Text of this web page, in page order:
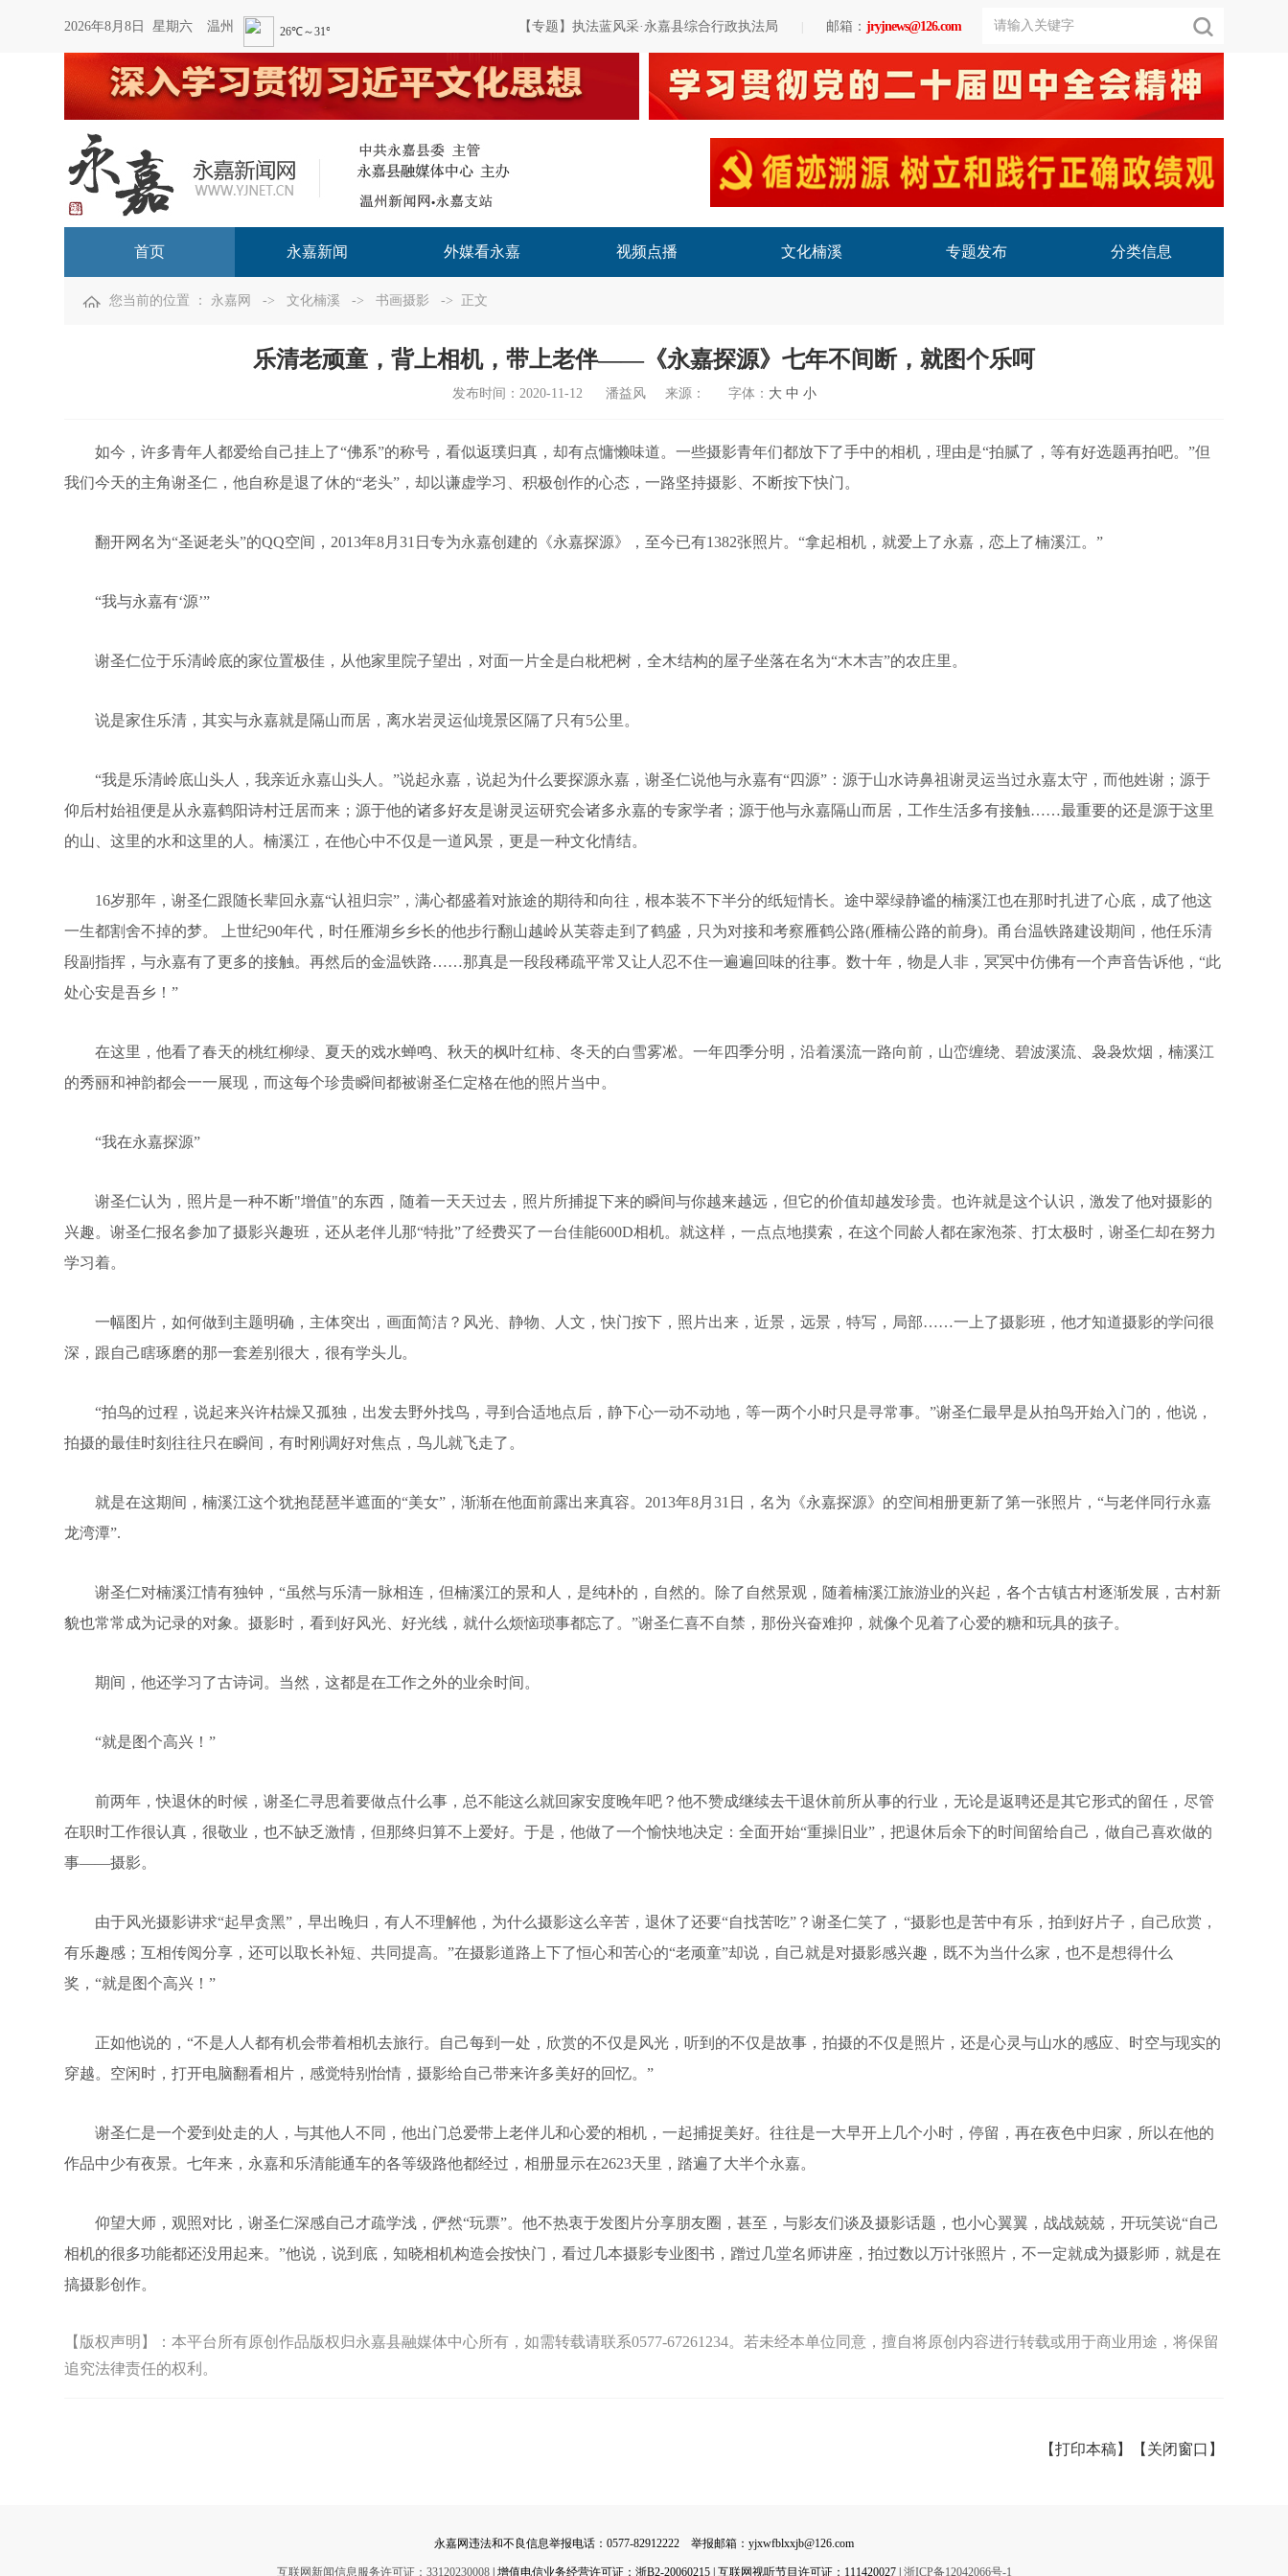
2026年8月8日 星期六 温州 【专题】执法蓝风采·永嘉县综合行政执法局 邮箱： jryjnews@126.com
首页 永嘉新闻 外媒看永嘉 视频点播 文化楠溪 专题发布 分类信息
您当前的位置 ： 永嘉网 -> 文化楠溪 -> 书画摄影 -> 正文
乐清老顽童，背上相机，带上老伴——《永嘉探源》七年不间断，就图个乐呵
发布时间： 2020-11-12 潘益风 来源： 字体： 大 中 小
如今，许多青年人都爱给自己挂上了“佛系”的称号，看似返璞归真，却有点慵懒味道。一些摄影青年们都放下了手中的相机，理由是“拍腻了，等有好选题再拍吧。”但
我们今天的主角谢圣仁，他自称是退了休的“老头”，却以谦虚学习、积极创作的心态，一路坚持摄影、不断按下快门。
翻开网名为“圣诞老头”的QQ空间，2013年8月31日专为永嘉创建的《永嘉探源》，至今已有1382张照片。“拿起相机，就爱上了永嘉，恋上了楠溪江。”
“我与永嘉有‘源’”
谢圣仁位于乐清岭底的家位置极佳，从他家里院子望出，对面一片全是白枇杷树，全木结构的屋子坐落在名为“木木吉”的农庄里。
说是家住乐清，其实与永嘉就是隔山而居，离水岩灵运仙境景区隔了只有5公里。
“我是乐清岭底山头人，我亲近永嘉山头人。”说起永嘉，说起为什么要探源永嘉，谢圣仁说他与永嘉有“四源”：源于山水诗鼻祖谢灵运当过永嘉太守，而他姓谢；源于
仰后村始祖便是从永嘉鹤阳诗村迁居而来；源于他的诸多好友是谢灵运研究会诸多永嘉的专家学者；源于他与永嘉隔山而居，工作生活多有接触……最重要的还是源于这里
的山、这里的水和这里的人。楠溪江，在他心中不仅是一道风景，更是一种文化情结。
16岁那年，谢圣仁跟随长辈回永嘉“认祖归宗”，满心都盛着对旅途的期待和向往，根本装不下半分的纸短情长。途中翠绿静谧的楠溪江也在那时扎进了心底，成了他这
一生都割舍不掉的梦。 上世纪90年代，时任雁湖乡乡长的他步行翻山越岭从芙蓉走到了鹤盛，只为对接和考察雁鹤公路(雁楠公路的前身)。甬台温铁路建设期间，他任乐清
段副指挥，与永嘉有了更多的接触。再然后的金温铁路……那真是一段段稀疏平常又让人忍不住一遍遍回味的往事。数十年，物是人非，冥冥中仿佛有一个声音告诉他，“此
处心安是吾乡！”
在这里，他看了春天的桃红柳绿、夏天的戏水蝉鸣、秋天的枫叶红柿、冬天的白雪雾凇。一年四季分明，沿着溪流一路向前，山峦缠绕、碧波溪流、袅袅炊烟，楠溪江
的秀丽和神韵都会一一展现，而这每个珍贵瞬间都被谢圣仁定格在他的照片当中。
“我在永嘉探源”
谢圣仁认为，照片是一种不断"增值"的东西，随着一天天过去，照片所捕捉下来的瞬间与你越来越远，但它的价值却越发珍贵。也许就是这个认识，激发了他对摄影的
兴趣。谢圣仁报名参加了摄影兴趣班，还从老伴儿那“特批”了经费买了一台佳能600D相机。就这样，一点点地摸索，在这个同龄人都在家泡茶、打太极时，谢圣仁却在努力
学习着。
一幅图片，如何做到主题明确，主体突出，画面简洁？风光、静物、人文，快门按下，照片出来，近景，远景，特写，局部……一上了摄影班，他才知道摄影的学问很
深，跟自己瞎琢磨的那一套差别很大，很有学头儿。
“拍鸟的过程，说起来兴许枯燥又孤独，出发去野外找鸟，寻到合适地点后，静下心一动不动地，等一两个小时只是寻常事。”谢圣仁最早是从拍鸟开始入门的，他说，
拍摄的最佳时刻往往只在瞬间，有时刚调好对焦点，鸟儿就飞走了。
就是在这期间，楠溪江这个犹抱琵琶半遮面的“美女”，渐渐在他面前露出来真容。2013年8月31日，名为《永嘉探源》的空间相册更新了第一张照片，“与老伴同行永嘉
龙湾潭”.
谢圣仁对楠溪江情有独钟，“虽然与乐清一脉相连，但楠溪江的景和人，是纯朴的，自然的。除了自然景观，随着楠溪江旅游业的兴起，各个古镇古村逐渐发展，古村新
貌也常常成为记录的对象。摄影时，看到好风光、好光线，就什么烦恼琐事都忘了。”谢圣仁喜不自禁，那份兴奋难抑，就像个见着了心爱的糖和玩具的孩子。
期间，他还学习了古诗词。当然，这都是在工作之外的业余时间。
“就是图个高兴！”
前两年，快退休的时候，谢圣仁寻思着要做点什么事，总不能这么就回家安度晚年吧？他不赞成继续去干退休前所从事的行业，无论是返聘还是其它形式的留任，尽管
在职时工作很认真，很敬业，也不缺乏激情，但那终归算不上爱好。于是，他做了一个愉快地决定：全面开始“重操旧业”，把退休后余下的时间留给自己，做自己喜欢做的
事——摄影。
由于风光摄影讲求“起早贪黑”，早出晚归，有人不理解他，为什么摄影这么辛苦，退休了还要“自找苦吃”？谢圣仁笑了，“摄影也是苦中有乐，拍到好片子，自己欣赏，
有乐趣感；互相传阅分享，还可以取长补短、共同提高。”在摄影道路上下了恒心和苦心的“老顽童”却说，自己就是对摄影感兴趣，既不为当什么家，也不是想得什么
奖，“就是图个高兴！”
正如他说的，“不是人人都有机会带着相机去旅行。自己每到一处，欣赏的不仅是风光，听到的不仅是故事，拍摄的不仅是照片，还是心灵与山水的感应、时空与现实的
穿越。空闲时，打开电脑翻看相片，感觉特别怡情，摄影给自己带来许多美好的回忆。”
谢圣仁是一个爱到处走的人，与其他人不同，他出门总爱带上老伴儿和心爱的相机，一起捕捉美好。往往是一大早开上几个小时，停留，再在夜色中归家，所以在他的
作品中少有夜景。七年来，永嘉和乐清能通车的各等级路他都经过，相册显示在2623天里，踏遍了大半个永嘉。
仰望大师，观照对比，谢圣仁深感自己才疏学浅，俨然“玩票”。他不热衷于发图片分享朋友圈，甚至，与影友们谈及摄影话题，也小心翼翼，战战兢兢，开玩笑说“自己
相机的很多功能都还没用起来。”他说，说到底，知晓相机构造会按快门，看过几本摄影专业图书，蹭过几堂名师讲座，拍过数以万计张照片，不一定就成为摄影师，就是在
搞摄影创作。
【版权声明】：本平台所有原创作品版权归永嘉县融媒体中心所有，如需转载请联系0577-67261234。若未经本单位同意，擅自将原创内容进行转载或用于商业用途，将保留
追究法律责任的权利。
【打印本稿】 【关闭窗口】
永嘉网违法和不良信息举报电话：0577-82912222 举报邮箱：yjxwfblxxjb@126.com
互联网新闻信息服务许可证：33120230008| 增值电信业务经营许可证：浙B2-20060215 | 互联网视听节目许可证：111420027 | 浙ICP备12042066号-1